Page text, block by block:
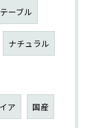
ーブル
ナチュラル
ア 国産